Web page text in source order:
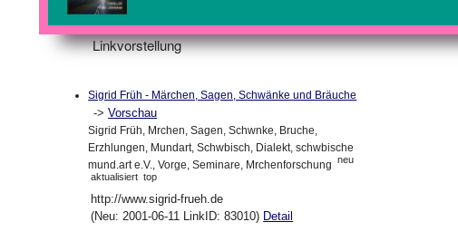
Linkvorstellung
Sigrid Früh - Märchen, Sagen, Schwänke und Bräuche
->Vorschau
Sigrid Früh, Mrchen, Sagen, Schwnke, Bruche,
Erzhlungen, Mundart, Schwbisch, Dialekt, schwbische
mund.art e.V., Vorge, Seminare, Mrchenforschung neu
aktualisiert top
http://www.sigrid-frueh.de
(Neu: 2001-06-11 LinkID: 83010) Detail